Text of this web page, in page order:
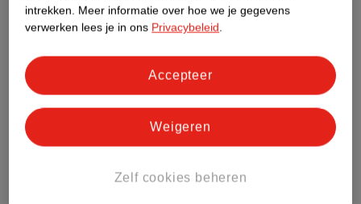
Meer informatie
Bestel & Bezorginformatie
Bekijk ook
Maybelline Alle Concealer
intrekken. Meer informatie over hoe we je gegevens
verwerken lees je in ons Privacybeleid.
Zelf cookies beheren
Weigeren
Accepteer